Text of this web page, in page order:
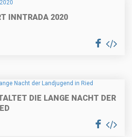
INNTRADA 2020
DIE LANGE NACHT DER